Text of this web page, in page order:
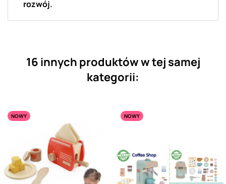
rozwój.
16 innych produktów w tej samej
kategorii:
NOWY NOWY